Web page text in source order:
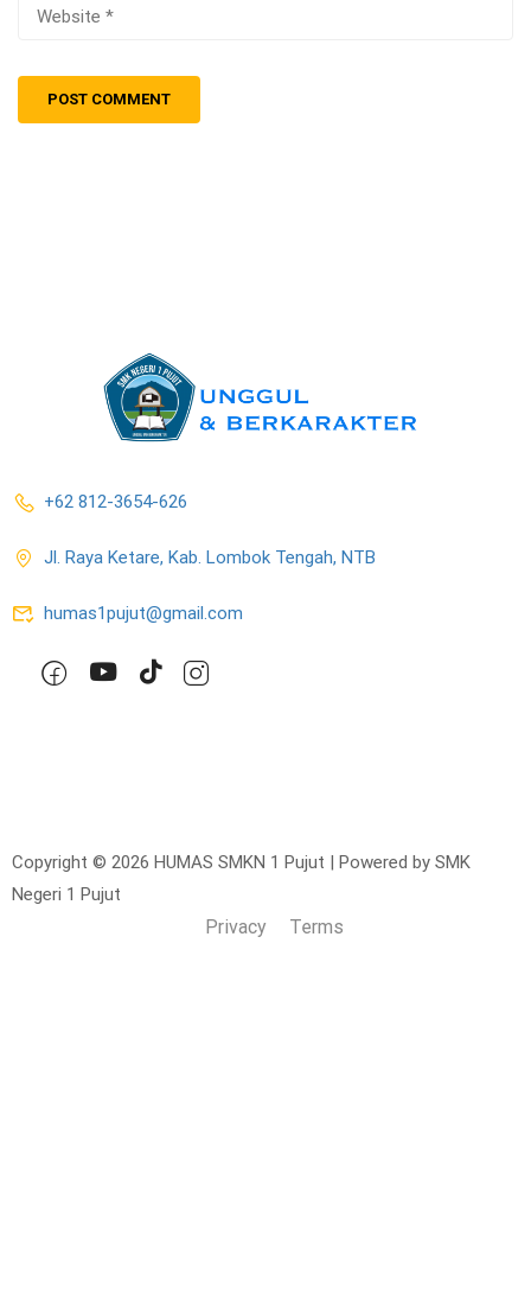
+62 812-3654-626
Jl. Raya Ketare, Kab. Lombok Tengah, NTB
humas1pujut@gmail.com
Copyright © 2026 HUMAS SMKN 1 Pujut | Powered by SMK
Negeri 1 Pujut
Privacy Terms